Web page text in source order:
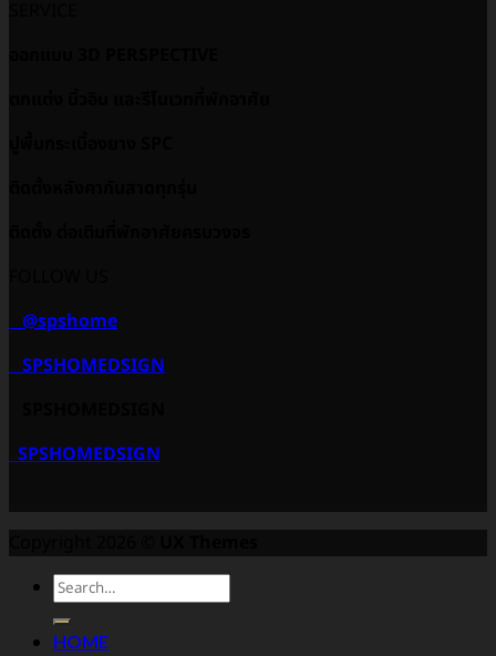
@spshome
SPSHOMEDSIGN
SPSHOMEDSIGN
HOME